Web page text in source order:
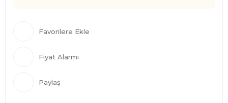
Fiyat Alarmı
Paylaş